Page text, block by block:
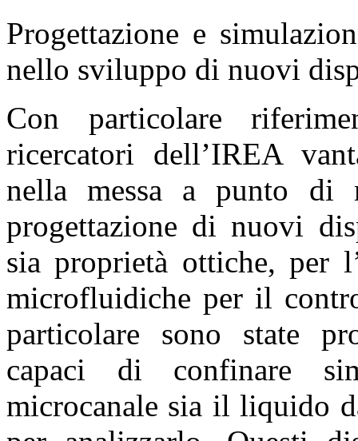
Progettazione e
nello sviluppo di nuovi
Con particolare
ricercatori dell’IREA
nella messa a punto di
progettazione di nuovi
sia proprietà ottiche, per
microfluidiche per il
particolare sono state
capaci di confinare
microcanale sia il liquido